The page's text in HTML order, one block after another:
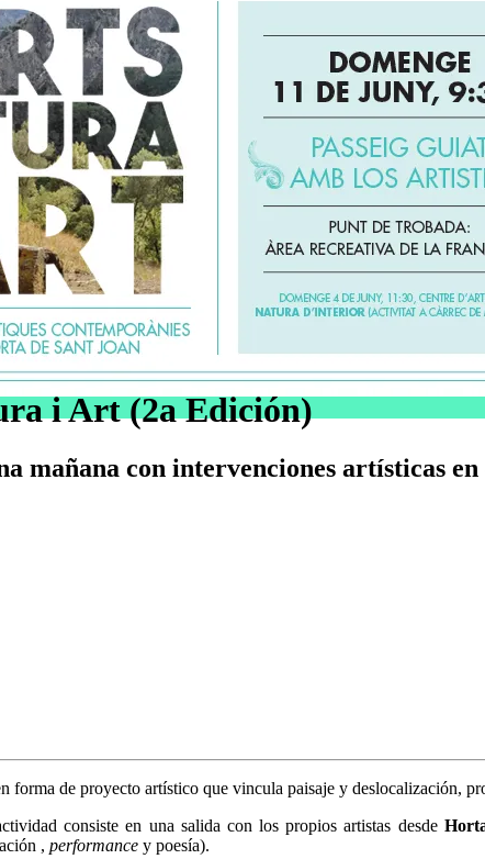
i Art (2a Edición)
mañana con intervenciones artísticas
forma de proyecto artístico que vincula paisaje y deslocalización,
consiste en una salida con los propios artistas desde
, performance y poesía).